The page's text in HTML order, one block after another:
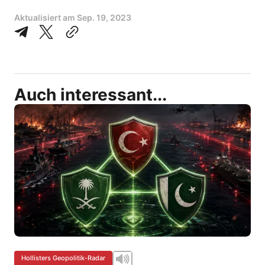
Aktualisiert am Sep. 19, 2023
Auch interessant...
Hollisters Geopolitik-Radar